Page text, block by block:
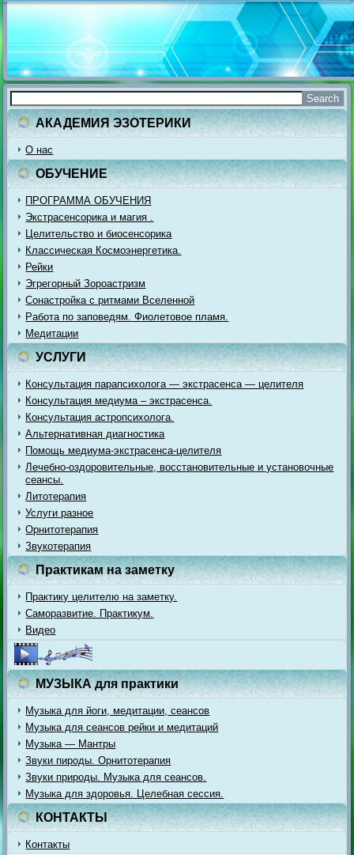
АКАДЕМИЯ ЭЗОТЕРИКИ
О нас
ОБУЧЕНИЕ
ПРОГРАММА ОБУЧЕНИЯ
Экстрасенсорика и магия .
Целительство и биосенсорика
Классическая Космоэнергетика.
Рейки
Эгрегорный Зороастризм
Сонастройка с ритмами Вселенной
Работа по заповедям. Фиолетовое пламя.
Медитации
УСЛУГИ
Консультация парапсихолога — экстрасенса — целителя
Консультация медиума – экстрасенса.
Консультация астропсихолога.
Альтернативная диагностика
Помощь медиума-экстрасенса-целителя
Лечебно-оздоровительные, восстановительные и установочные
сеансы.
Литотерапия
Услуги разное
Орнитотерапия
Звукотерапия
Практикам на заметку
Практику целителю на заметку.
Саморазвитие. Практикум.
Видео
МУЗЫКА для практики
Музыка для йоги, медитации, сеансов
Музыка для сеансов рейки и медитаций
Музыка — Мантры
Звуки пироды. Орнитотерапия
Звуки природы. Музыка для сеансов.
Музыка для здоровья. Целебная сессия.
КОНТАКТЫ
Контакты